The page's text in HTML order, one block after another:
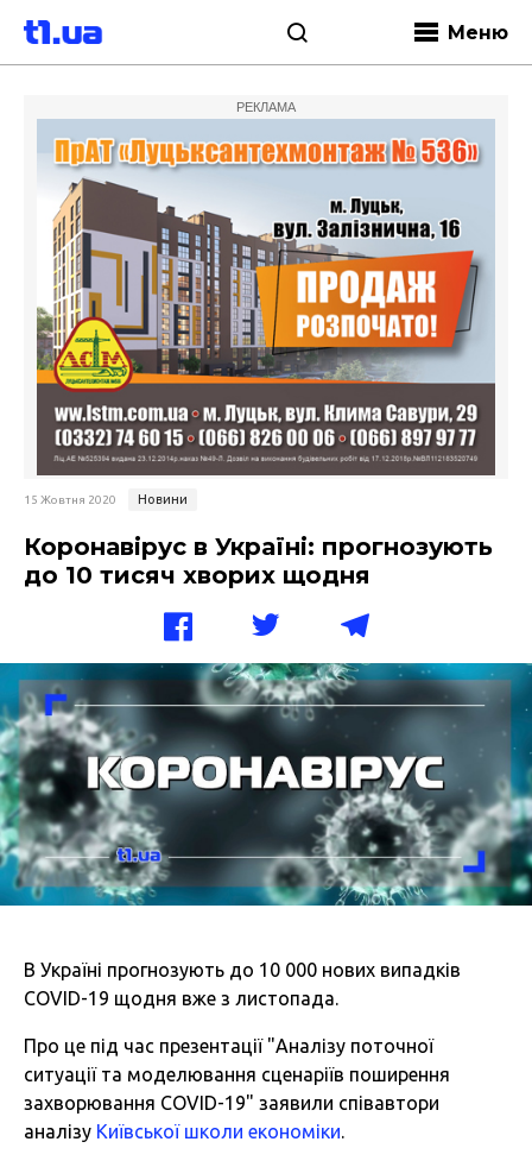
Меню
РЕКЛАМА
15 Жовтня 2020 Новини
Коронавірус в Україні: прогнозують
до 10 тисяч хворих щодня
В Україні прогнозують до 10 000 нових випадків
COVID-19 щодня вже з листопада.
Про це під час презентації "Аналізу поточної
ситуації та моделювання сценаріїв поширення
захворювання COVID-19" заявили співавтори
аналізу Київської школи економіки.